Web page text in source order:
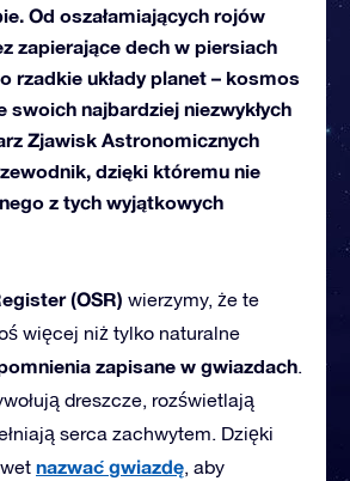
Od oszałamiających rojów
zapierające dech w piersiach
rzadkie układy planet – kosmos
swoich najbardziej niezwykłych
Zjawisk Astronomicznych
dzięki któremu nie
z tych wyjątkowych
(OSR) wierzymy, że te
więcej niż tylko naturalne
zapisane w gwiazdach.
dreszcze, rozświetlają
serca zachwytem. Dzięki
nazwać gwiazdę, aby